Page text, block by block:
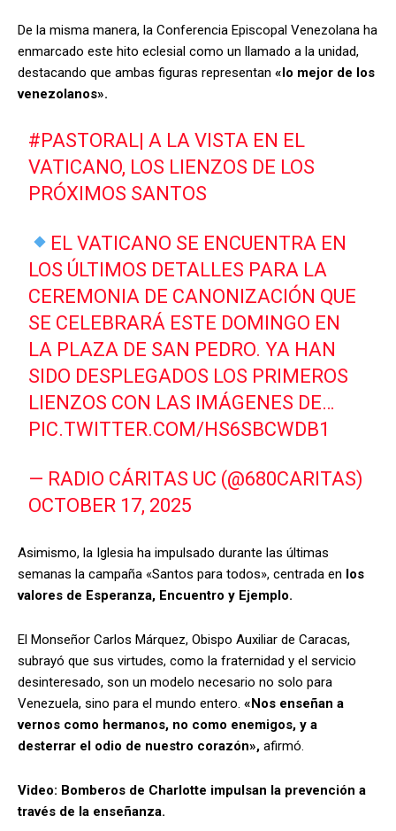
De la misma manera, la Conferencia Episcopal Venezolana ha
enmarcado este hito eclesial como un llamado a la unidad,
destacando que ambas figuras representan «lo mejor de los
venezolanos».
#PASTORAL| A LA VISTA EN EL
VATICANO, LOS LIENZOS DE LOS
PRÓXIMOS SANTOS
EL VATICANO SE ENCUENTRA EN
LOS ÚLTIMOS DETALLES PARA LA
CEREMONIA DE CANONIZACIÓN QUE
SE CELEBRARÁ ESTE DOMINGO EN
LA PLAZA DE SAN PEDRO. YA HAN
SIDO DESPLEGADOS LOS PRIMEROS
LIENZOS CON LAS IMÁGENES DE…
PIC.TWITTER.COM/HS6SBCWDB1
— RADIO CÁRITAS UC (@680CARITAS)
OCTOBER 17, 2025
Asimismo, la Iglesia ha impulsado durante las últimas
semanas la campaña «Santos para todos», centrada en los
valores de Esperanza, Encuentro y Ejemplo.
El Monseñor Carlos Márquez, Obispo Auxiliar de Caracas,
subrayó que sus virtudes, como la fraternidad y el servicio
desinteresado, son un modelo necesario no solo para
Venezuela, sino para el mundo entero. «Nos enseñan a
vernos como hermanos, no como enemigos, y a
desterrar el odio de nuestro corazón», afirmó.
Video: Bomberos de Charlotte impulsan la prevención a
través de la enseñanza.